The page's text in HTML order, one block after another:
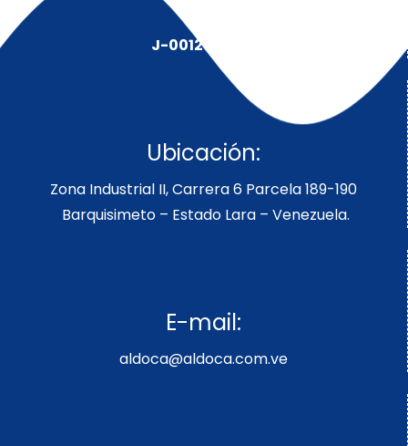
J-00128491-5
Ubicación:
Zona Industrial II, Carrera 6 Parcela 189-190
Barquisimeto – Estado Lara – Venezuela.
E-mail:
aldoca@aldoca.com.ve